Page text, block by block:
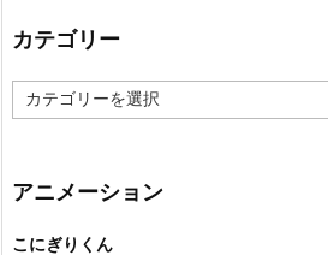
カテゴリー
テ
ー
アニメーション
こにぎりくん